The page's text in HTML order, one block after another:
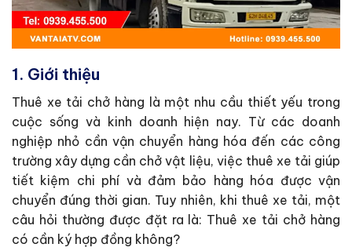
1. Giới thiệu
Thuê xe tải chở hàng là một nhu cầu thiết yếu trong
cuộc sống và kinh doanh hiện nay. Từ các doanh
nghiệp nhỏ cần vận chuyển hàng hóa đến các công
trường xây dựng cần chở vật liệu, việc thuê xe tải giúp
tiết kiệm chi phí và đảm bảo hàng hóa được vận
chuyển đúng thời gian. Tuy nhiên, khi thuê xe tải, một
câu hỏi thường được đặt ra là: Thuê xe tải chở hàng
có cần ký hợp đồng không?